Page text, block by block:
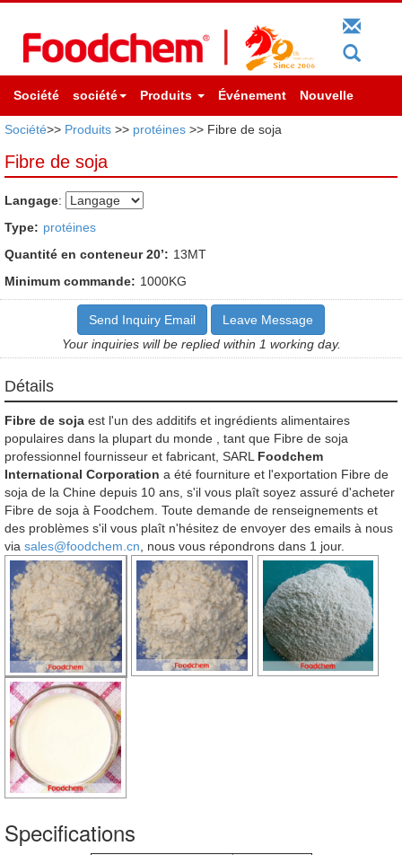
Société société Produits Événement Nouvelle
Société>> Produits >> protéines >> Fibre de soja
Fibre de soja
Langage:
Type: protéines
Quantité en conteneur 20’: 13MT
Minimum commande: 1000KG
Send Inquiry Email
Leave Message
Your inquiries will be replied within 1 working day.
Détails
Fibre de soja est l'un des additifs et ingrédients alimentaires
populaires dans la plupart du monde , tant que Fibre de soja
professionnel fournisseur et fabricant, SARL Foodchem
International Corporation a été fourniture et l'exportation Fibre de
soja de la Chine depuis 10 ans, s'il vous plaît soyez assuré d'acheter
Fibre de soja à Foodchem. Toute demande de renseignements et
des problèmes s'il vous plaît n'hésitez de envoyer des emails à nous
via sales@foodchem.cn , nous vous répondrons dans 1 jour.
Specifications